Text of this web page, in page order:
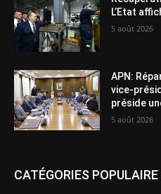
L’Etat
5 août 2026
APN:
vice-
préside
5 août 2026
CATÉGORIES POPULAIRE